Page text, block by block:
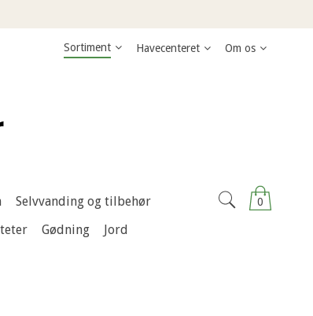
Sortiment Havecenteret Om os
0
Selvvanding og tilbehør
Gødning
Jord